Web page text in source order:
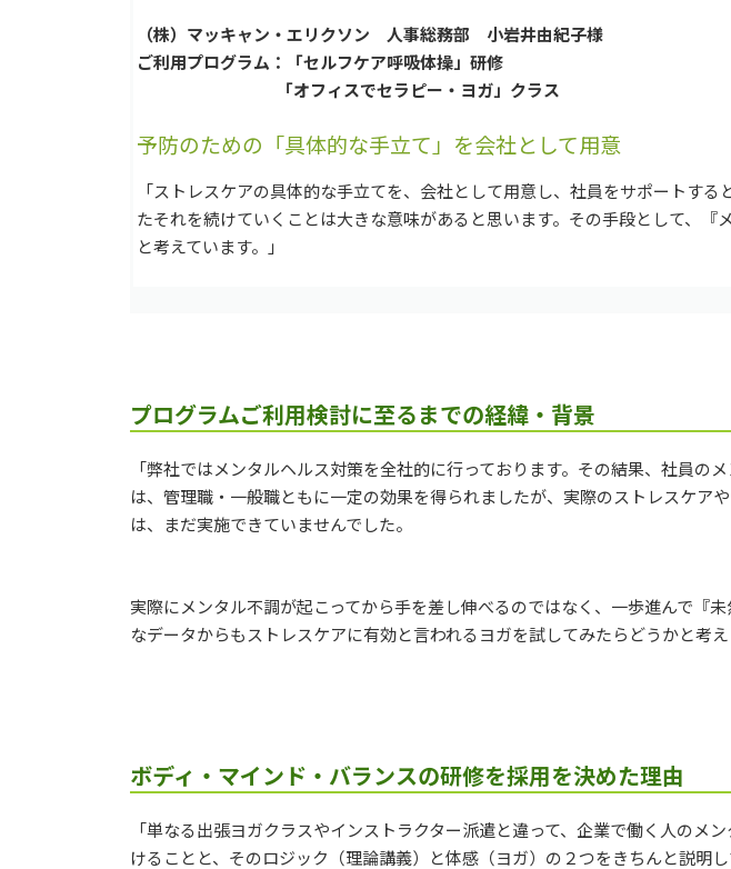
（株）マッキャン・エリクソン 人事総務部 小岩井由紀子様
ご利用プログラム：「セルフケア呼吸体操」研修
「オフィスでセラピー・ヨガ」クラス
予防のための「具体的な手立て」を会社として用意
「ストレスケアの具体的な手立てを、会社として用意し、社員をサポートす
たそれを続けていくことは大きな意味があると思います。その手段として、『
と考えています。」
プログラムご利用検討に至るまでの経緯・背景
「弊社ではメンタルヘルス対策を全社的に行っております。その結果、社員の
は、管理職・一般職ともに一定の効果を得られましたが、実際のストレスケア
は、まだ実施できていませんでした。
実際にメンタル不調が起こってから手を差し伸べるのではなく、一歩進んで『
なデータからもストレスケアに有効と言われるヨガを試してみたらどうかと考え
ボディ・マインド・バランスの研修を採用を決めた理由
「単なる出張ヨガクラスやインストラクター派遣と違って、企業で働く人のメ
けることと、そのロジック（理論講義）と体感（ヨガ）の２つをきちんと説明